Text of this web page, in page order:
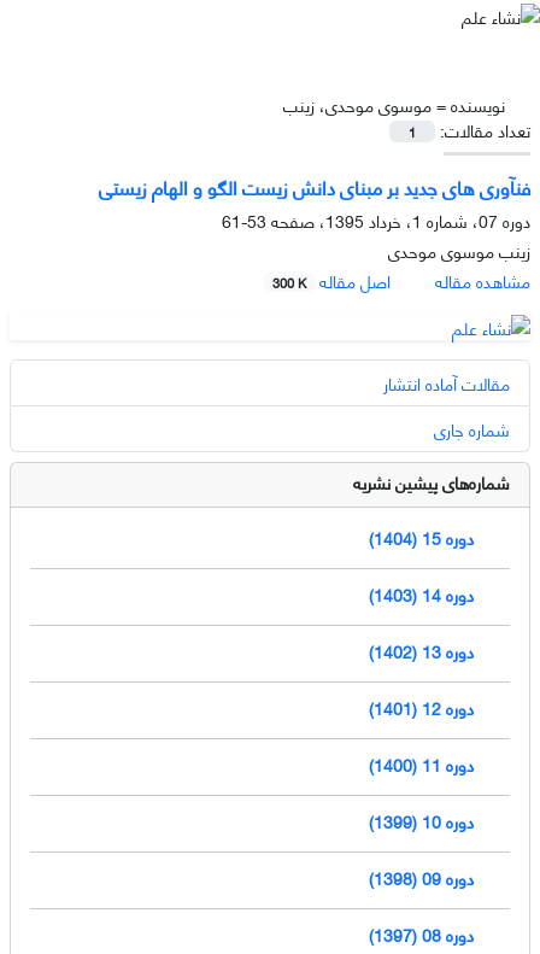
نویسنده =موسوی موحدی، زینب
تعداد مقالات:
1
فنآوری های جدید بر مبنای دانش زیست الگو و الهام زیستی
دوره 07، شماره 1، خرداد 1395، صفحه
53-61
زینب موسوی موحدی
مشاهده مقاله
اصل مقاله 300 K
مقالات آماده انتشار
شماره جاری
شماره‌های پیشین نشریه
دوره 15 (1404)
دوره 14 (1403)
دوره 13 (1402)
دوره 12 (1401)
دوره 11 (1400)
دوره 10 (1399)
دوره 09 (1398)
دوره 08 (1397)